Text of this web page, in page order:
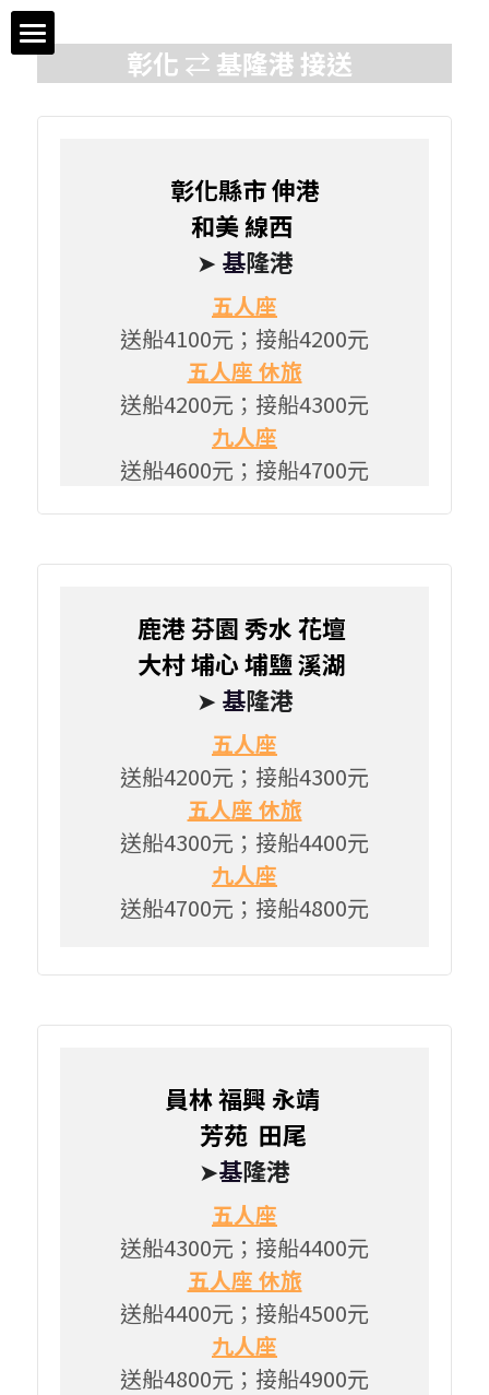
首頁
松山機場價目表
送機&接機預約單
彰化 ⇄ 基隆港接送
彰化縣市 伸港
和美 線西
➤ 基隆港
五人座
送船4100元；接船4200元
五人座 休旅
送船4200元；接船4300元
九人座
送船4600元；接船4700元
鹿港 芬園 秀水 花壇
大村 埔心 埔鹽 溪湖
➤ 基隆港
五人座
送船4200元；接船4300元
五人座 休旅
送船4300元；接船4400元
九人座
送船4700元；接船4800元
員林 福興 永靖
    芳苑  田尾
➤基隆港
五人座
送船4300元；接船4400元
五人座 休旅
送船4400元；接船4500元
九人座
送船4800元；接船4900元
商品分類